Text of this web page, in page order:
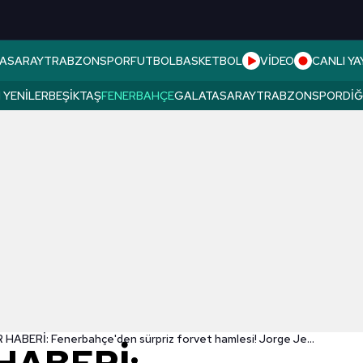
TRABZONSPORFUTBOLBASKETBOL VİDEO CANLI
YENILERBEŞIKTAŞFENERBAHÇEGALATASARAYTRABZONSPOR
TRANSFER HABERİ: Fenerbahçe'den sürpriz forvet hamlesi! Jorge Jesus çok istemişti...